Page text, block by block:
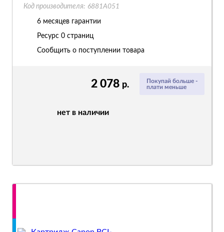
Покупай больше -
плати меньше
2 078 р.
нет в наличии
Код производителя: 6881A051
6 месяцев гарантии
Ресурс 0 страниц
Сообщить о поступлении товара